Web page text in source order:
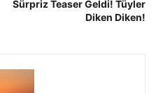
Sürpriz Teaser Geldi! Tüyler
Diken Diken!